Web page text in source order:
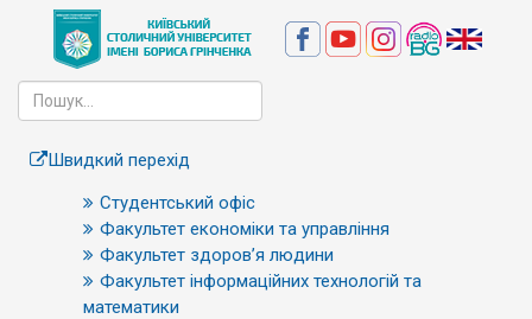
Швидкий перехід
Студентський офіс
Факультет економіки та управління
Факультет здоров’я людини
Факультет інформаційних технологій та
математики